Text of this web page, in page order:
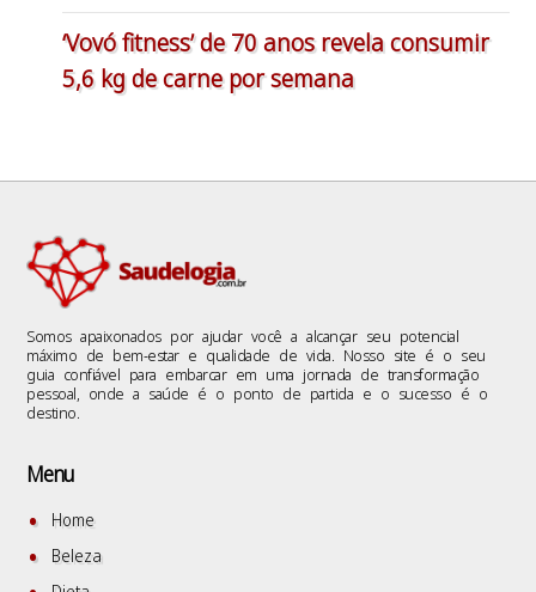
‘Vovó fitness’ de 70 anos revela consumir
5,6 kg de carne por semana
Somos apaixonados por ajudar você a alcançar seu potencial
máximo de bem-estar e qualidade de vida. Nosso site é o seu
guia confiável para embarcar em uma jornada de transformação
pessoal, onde a saúde é o ponto de partida e o sucesso é o
destino.
Menu
Home
Beleza